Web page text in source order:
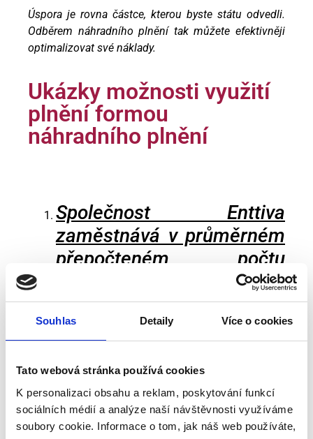
Souhlas Detaily Více o cookies
Tato webová stránka používá cookies
K personalizaci obsahu a reklam, poskytování funkcí
sociálních médií a analýze naší návštěvnosti využíváme
soubory cookie. Informace o tom, jak náš web používáte,
Úspora je rovna částce, kterou byste státu odvedli.
Odběrem náhradního plnění tak můžete efektivněji
optimalizovat své náklady.
Ukázky možnosti využití
plnění formou
náhradního plnění
Společnost Enttiva
zaměstnává v průměrném
přepočteném počtu
zaměstnanců 105,65
zaměstnanců. Povinný 4%
podíl činí 4,23
zdravotním postižením.
Společnost Enttiva nezaměstnává žádného
zaměstnance se zdravotním postižením. Společnost